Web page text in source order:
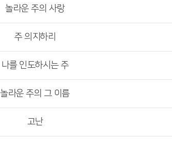
놀라운 주의 사랑
주 의지하리
나를 인도하시는 주
놀라운 주의 그 이름
고난